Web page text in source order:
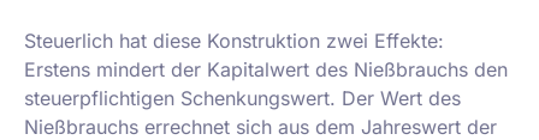
Steuerlich hat diese Konstruktion zwei Effekte:
Erstens mindert der Kapitalwert des Nießbrauchs den
steuerpflichtigen Schenkungswert. Der Wert des
Nießbrauchs errechnet sich aus dem Jahreswert der